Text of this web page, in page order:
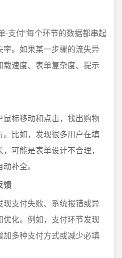
-支付”每个环节的数据都串起
。如果某一步骤的流失异
速度、表单复杂度、提示
标移动和点击，找出购物
比如，发现很多用户在填
可能是表单设计不合理，
补全。
馈
支付失败、系统报错或异
化。例如，支付环节发现
多种支付方式或减少必填